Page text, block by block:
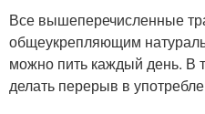
Все вышеперечисленные
общеукрепляющим
можно пить каждый день. В
делать перерыв в